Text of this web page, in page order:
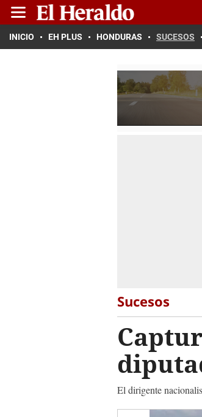
INICIO EH PLUS HONDURAS SUCESOS
Sucesos
El dirigente